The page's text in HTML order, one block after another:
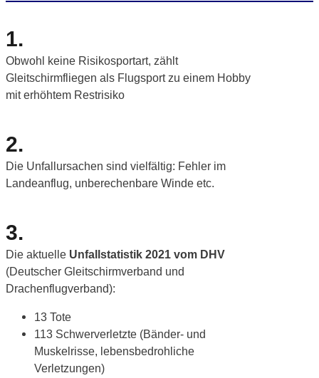
1.
Obwohl keine Risikosportart, zählt
Gleitschirmfliegen als Flugsport zu einem Hobby
mit erhöhtem Restrisiko
2.
Die Unfallursachen sind vielfältig: Fehler im
Landeanflug, unberechenbare Winde etc.
3.
Die aktuelle Unfallstatistik 2021 vom DHV
(Deutscher Gleitschirmverband und
Drachenflugverband):
13 Tote
113 Schwerverletzte (Bänder- und
Muskelrisse, lebensbedrohliche
Verletzungen)